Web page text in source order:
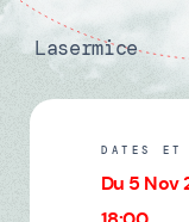
Lasermice
DATES ET
Du 5 Nov